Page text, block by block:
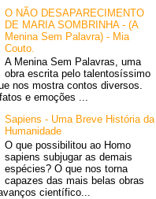
O NÃO DESAPARECIMENTO
DE MARIA SOMBRINHA - (A
Menina Sem Palavra) - Mia
Couto.
A Menina Sem Palavras, uma
obra escrita pelo talentosíssimo
nos mostra contos diversos.
e emoções ...
Sapiens - Uma Breve História da
Humanidade
O que possibilitou ao Homo
sapiens subjugar as demais
espécies? O que nos torna
capazes das mais belas obras
científico...